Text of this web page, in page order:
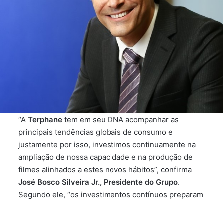
“A Terphanetem em seu DNA acompanhar as
principais tendências globais de consumo e
justamente por isso, investimos continuamente na
ampliação de nossa capacidade e na produção de
filmes alinhados a estes novos hábitos”, confirma
José Bosco Silveira Jr., Presidente do Grupo.
Segundo ele, “os investimentos contínuos preparam